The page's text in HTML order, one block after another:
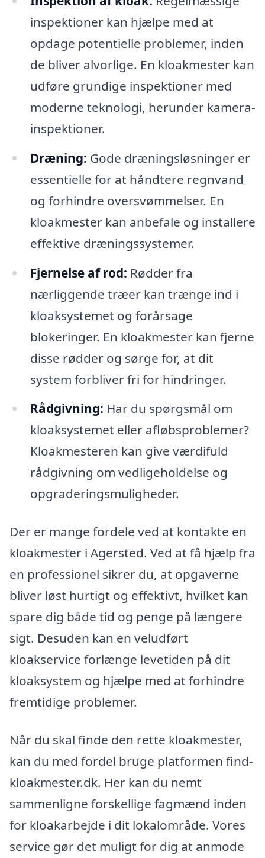
inspektioner kan hjælpe med at
opdage potentielle problemer, inden
de bliver alvorlige. En kloakmester kan
udføre grundige inspektioner med
moderne teknologi, herunder kamera-
inspektioner.
Dræning: Gode dræningsløsninger er
essentielle for at håndtere regnvand
og forhindre oversvømmelser. En
kloakmester kan anbefale og installere
effektive dræningssystemer.
Fjernelse af rod: Rødder fra
nærliggende træer kan trænge ind i
kloaksystemet og forårsage
blokeringer. En kloakmester kan fjerne
disse rødder og sørge for, at dit
system forbliver fri for hindringer.
Rådgivning: Har du spørgsmål om
kloaksystemet eller afløbsproblemer?
Kloakmesteren kan give værdifuld
rådgivning om vedligeholdelse og
opgraderingsmuligheder.
Der er mange fordele ved at kontakte en
kloakmester i Agersted. Ved at få hjælp fra
en professionel sikrer du, at opgaverne
bliver løst hurtigt og effektivt, hvilket kan
spare dig både tid og penge på længere
sigt. Desuden kan en veludført
kloakservice forlænge levetiden på dit
kloaksystem og hjælpe med at forhindre
fremtidige problemer.
Når du skal finde den rette kloakmester,
kan du med fordel bruge platformen find-
kloakmester.dk. Her kan du nemt
sammenligne forskellige fagmænd inden
for kloakarbejde i dit lokalområde. Vores
service gør det muligt for dig at anmode